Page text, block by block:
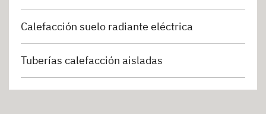
Calefacción suelo radiante eléctrica
Tuberías calefacción aisladas